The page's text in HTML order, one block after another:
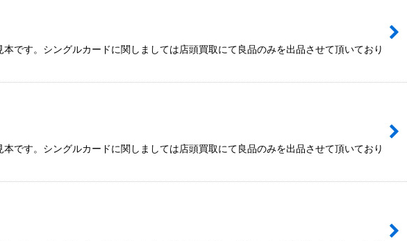
です。シングルカードに関しましては店頭買取にて良品のみを出品させて頂いており
です。シングルカードに関しましては店頭買取にて良品のみを出品させて頂いており